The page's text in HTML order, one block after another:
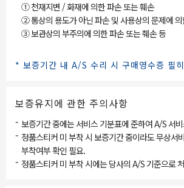
① 천재지변 / 화재에 의한 파손 또는 훼손
② 통상의 용도가 아닌 파손 및 사용상의 문제에
③ 보관상의 부주의에 의한 파손 또는 췌손 등
* 보증기간 내 A/S 수리 시 구매영수증 필
보증유지에 관한 주의사항
- 보증기간 중에는 서비스 기분표에 준하여 A/S 서
- 정품스티커 미 부착 시 보증기간 중이라도 무상서
부착여부 확인 필요.
- 정품스티커 미 부착 시에는 당사의 A/S 기준으로